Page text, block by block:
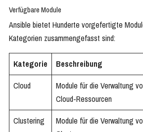
Verfügbare Module
Ansible bietet Hunderte vorgefertigte
Kategorien zusammengefasst sind:
Kategorie Beschreibung
Cloud
Module für die Verwaltung
Cloud-Ressourcen
Clustering
Module für die Verwaltung